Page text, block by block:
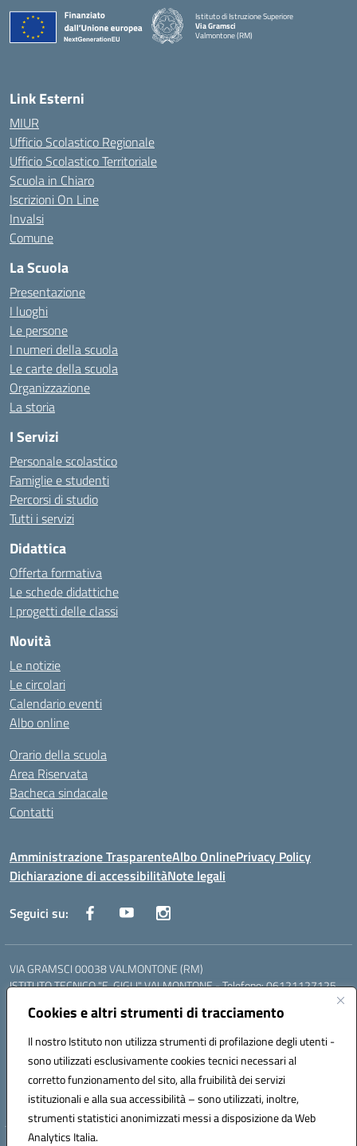
Cookies e altri strumenti di tracciamento
Il nostro Istituto non utilizza strumenti di profilazione degli utenti -
sono utilizzati esclusivamente cookies tecnici necessari al
corretto funzionamento del sito, alla fruibilità dei servizi
istituzionali e alla sua accessibilità – sono utilizzati, inoltre,
strumenti statistici anonimizzati messi a disposizione da Web
Analytics Italia.
Istituto di Istruzione Superiore
Via Gramsci
Valmontone (RM)
Link Esterni
MIUR
Ufficio Scolastico Regionale
Ufficio Scolastico Territoriale
Scuola in Chiaro
Iscrizioni On Line
Invalsi
Comune
La Scuola
Presentazione
I luoghi
Le persone
I numeri della scuola
Le carte della scuola
Organizzazione
La storia
I Servizi
Personale scolastico
Famiglie e studenti
Percorsi di studio
Tutti i servizi
Didattica
Offerta formativa
Le schede didattiche
I progetti delle classi
Novità
Le notizie
Le circolari
Calendario eventi
Albo online
Orario della scuola
Area Riservata
Bacheca sindacale
Contatti
Amministrazione TrasparenteAlbo OnlinePrivacy Policy
Dichiarazione di accessibilitàNote legali
Seguici su:
VIA GRAMSCI 00038 VALMONTONE (RM)
ISTITUTO TECNICO "E. GIGLI" VALMONTONE - Telefono: 06121127125
06121126825
LICEO DELLE SCIENZE UMANE "P.L. NERVI" SEGNI - Telefono:
Mail: RMIS099002@istruzione.it - PEC: RMIS099002@pec.istruzione.it
Codice meccanografico: RMIS099002
Codice fiscale: 95036960581